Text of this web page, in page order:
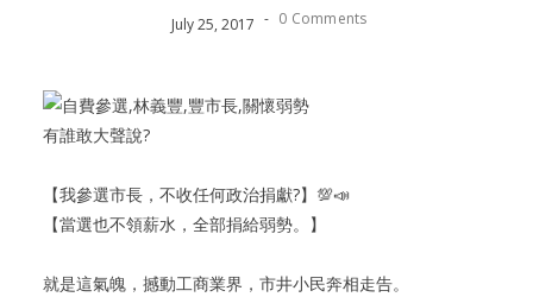
July25,2017 - 0 Comments
有誰敢大聲說?
【我參選市長，不收任何政治捐獻?】💯📣
【當選也不領薪水，全部捐給弱勢。】
就是這氣魄，撼動工商業界，市井小民奔相走告。